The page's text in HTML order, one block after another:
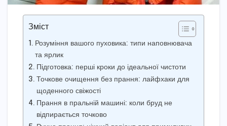
Зміст
Розуміння вашого пуховика: типи наповнювача
та ярлик
Підготовка: перші кроки до ідеальної чистоти
Точкове очищення без прання: лайфхаки для
щоденного свіжості
Прання в пральній машині: коли бруд не
відпирається точково